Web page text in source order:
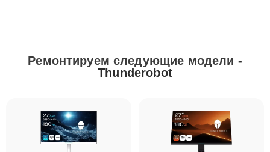
Ремонтируем следующие модели -
Thunderobot